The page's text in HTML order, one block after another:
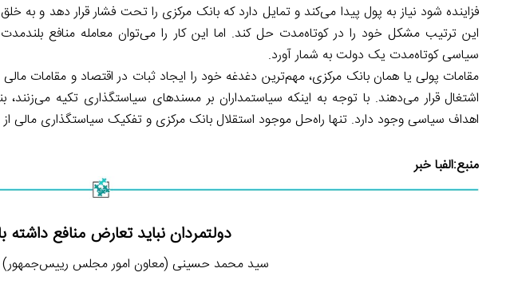
فزاینده شود نیاز به پول پیدا می‌کند و تمایل دارد که بانک مرکزی را تحت فشار قرار دهد و
این ترتیب مشکل خود را در کوتاه‌مدت حل کند. اما این کار را می‌توان معامله منافع
سیاسی کوتاه‌مدت یک دولت به شمار آورد.
مقامات پولی یا همان بانک مرکزی، مهم‌ترین دغدغه خود را ایجاد ثبات در اقتصاد و مقامات
اشتغال قرار می‌دهند. با توجه به اینکه سیاستمداران بر مسندهای سیاستگذاری تکیه می‌زنند،
اهداف سیاسی وجود دارد. تنها راه‌حل موجود استقلال بانک مرکزی و تفکیک سیاستگذاری مالی
منبع:الفبا خبر
دولتمردان نباید تعارض منافع داشته
سید محمد حسینی (معاون امور مجلس رییس‌جمهور) ـ ۱۳ آذر